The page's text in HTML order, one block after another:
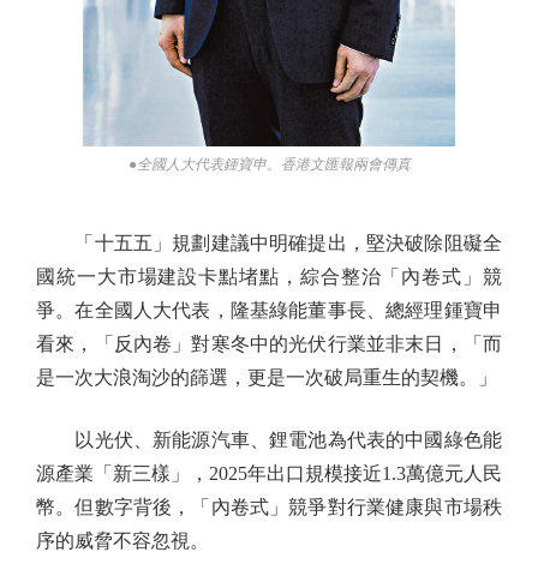
●全國人大代表鍾寶申。香港文匯報兩會傳真
「十五五」規劃建議中明確提出，堅決破除阻礙全
國統一大市場建設卡點堵點，綜合整治「內卷式」競
爭。在全國人大代表，隆基綠能董事長、總經理鍾寶申
看來，「反內卷」對寒冬中的光伏行業並非末日，「而
是一次大浪淘沙的篩選，更是一次破局重生的契機。」
以光伏、新能源汽車、鋰電池為代表的中國綠色能
源產業「新三樣」，2025年出口規模接近1.3萬億元人民
幣。但數字背後，「內卷式」競爭對行業健康與市場秩
序的威脅不容忽視。